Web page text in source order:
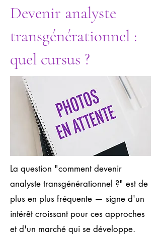
Devenir analyste
transgénérationnel :
quel cursus ?
La question "comment devenir
analyste transgénérationnel ?" est de
plus en plus fréquente — signe d'un
intérêt croissant pour ces approches
et d'un marché qui se développe.